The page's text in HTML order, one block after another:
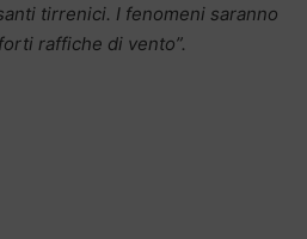
tirrenici. I fenomeni saranno
raffiche di vento”.